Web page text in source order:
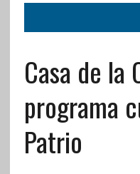
Casa de la
programa
Patrio